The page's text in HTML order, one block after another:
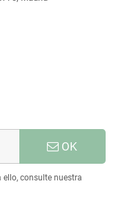
OK
ello, consulte nuestra